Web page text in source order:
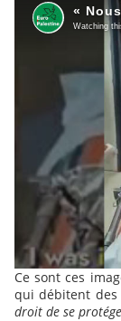
Ce sont ces
qui débitent
droit de se